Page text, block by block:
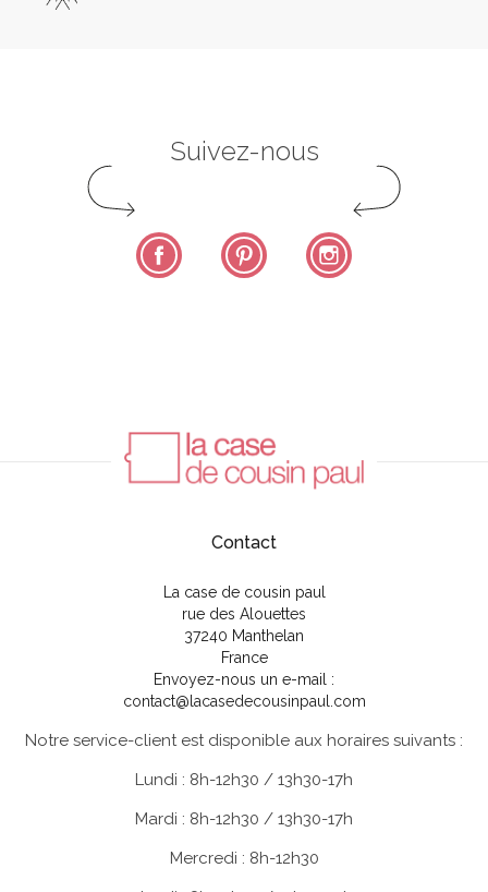
Suivez-nous
Facebook Pinterest
Contact
La case de cousin paul
rue des Alouettes
37240 Manthelan
France
Envoyez-nous un e-mail :
contact@lacasedecousinpaul.com
Notre service-client est disponible aux horaires suivants :
Lundi : 8h-12h30 / 13h30-17h
Mardi : 8h-12h30 / 13h30-17h
Mercredi : 8h-12h30